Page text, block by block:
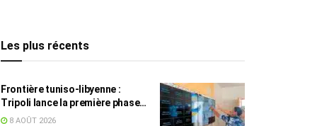
Les plus récents
Frontière tuniso-libyenne :
Tripoli lance la première phase
d’un système de surveillance sur
8 AOÛT 2026